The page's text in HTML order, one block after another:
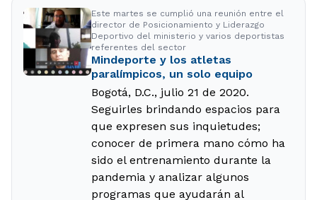
Este martes se cumplió una reunión entre el
director de Posicionamiento y Liderazgo
Deportivo del ministerio y varios deportistas
referentes del sector
Mindeporte y los atletas
paralímpicos, un solo equipo
Bogotá, D.C., julio 21 de 2020.
Seguirles brindando espacios para
que expresen sus inquietudes;
conocer de primera mano cómo ha
sido el entrenamiento durante la
pandemia y analizar algunos
programas que ayudarán al